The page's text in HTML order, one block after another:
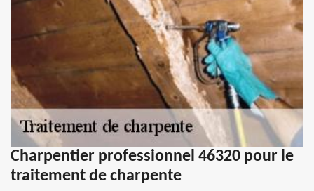
Charpentier professionnel 46320 pour le
traitement de charpente